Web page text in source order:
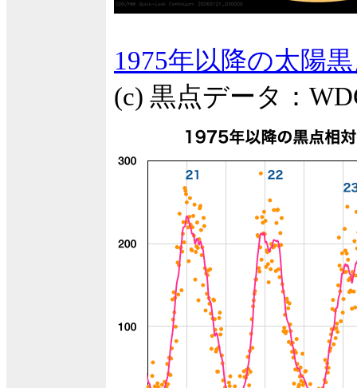
1975年以降の太陽
(c) 黒点データ：